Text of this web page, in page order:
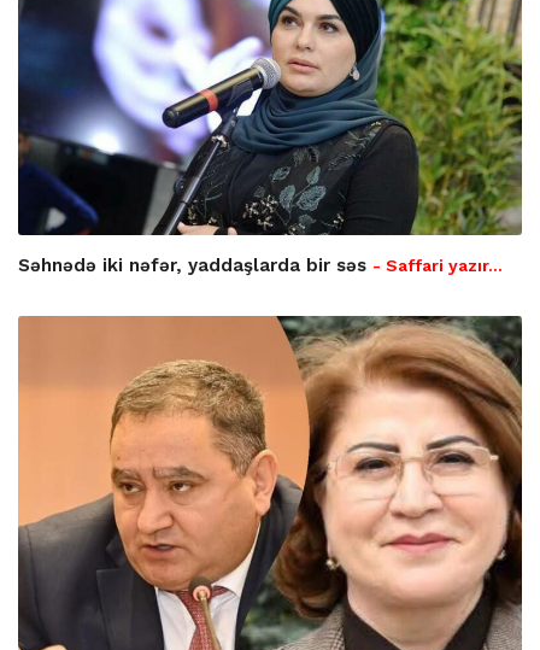
Səhnədə iki nəfər, yaddaşlarda bir səs - Saffari yazır…